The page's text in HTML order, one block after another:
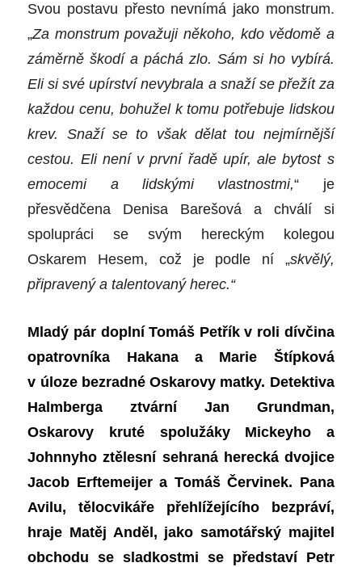
Svou postavu přesto nevnímá jako monstrum.
„Za monstrum považuji někoho, kdo vědomě a
záměrně škodí a páchá zlo. Sám si ho vybírá.
Eli si své upírství nevybrala a snaží se přežít za
každou cenu, bohužel k tomu potřebuje lidskou
krev. Snaží se to však dělat tou nejmírnější
cestou. Eli není v první řadě upír, ale bytost s
emocemi a lidskými vlastnostmi,“ je
přesvědčena Denisa Barešová a chválí si
spolupráci se svým hereckým kolegou
Oskarem Hesem, což je podle ní „skvělý,
připravený a talentovaný herec.“
Mladý pár doplní Tomáš Petřík v roli dívčina
opatrovníka Hakana a Marie Štípková
v úloze bezradné Oskarovy matky. Detektiva
Halmberga ztvární Jan Grundman,
Oskarovy kruté spolužáky Mickeyho a
Johnnyho ztělesní sehraná herecká dvojice
Jacob Erftemeijer a Tomáš Červinek. Pana
Avilu, tělocvikáře přehlížejícího bezpráví,
hraje Matěj Anděl, jako samotářský majitel
obchodu se sladkostmi se představí Petr